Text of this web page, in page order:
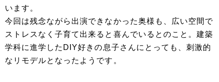
います。
今回は残念ながら出演できなかった奥様も、広い空間で
ストレスなく子育て出来ると喜んでいるとのこと。建築
学科に進学したDIY好きの息子さんにとっても、刺激的
なリモデルとなったようです。